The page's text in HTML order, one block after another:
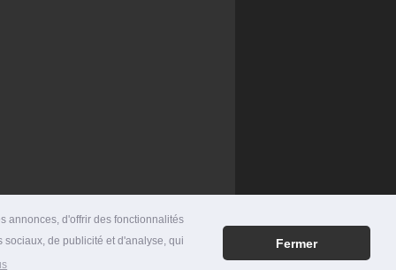
annonces, d'offrir des fonctionnalités
de publicité et d'analyse, qui
Fermer